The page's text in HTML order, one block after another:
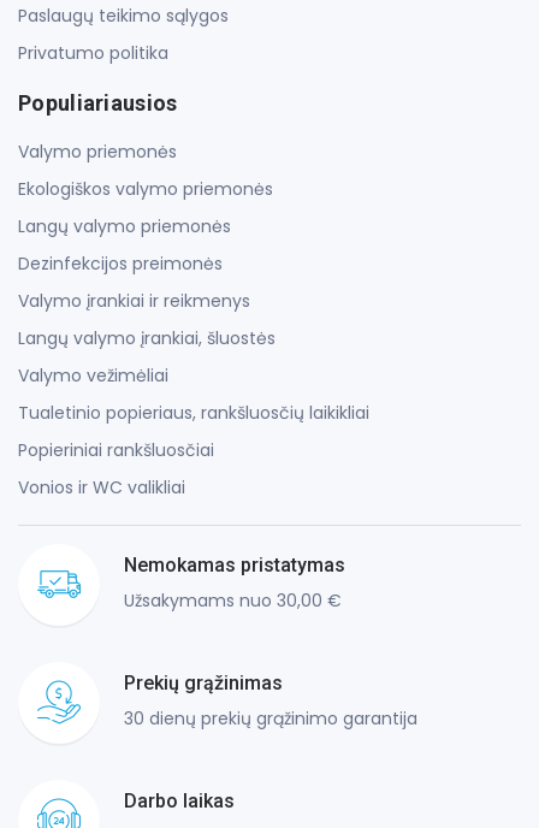
Paslaugų teikimo sąlygos
Privatumo politika
Populiariausios
Valymo priemonės
Ekologiškos valymo priemonės
Langų valymo priemonės
Dezinfekcijos preimonės
Valymo įrankiai ir reikmenys
Langų valymo įrankiai, šluostės
Valymo vežimėliai
Tualetinio popieriaus, rankšluosčių laikikliai
Popieriniai rankšluosčiai
Vonios ir WC valikliai
Nemokamas pristatymas
Užsakymams nuo 30,00 €
Prekių grąžinimas
30 dienų prekių grąžinimo garantija
Darbo laikas